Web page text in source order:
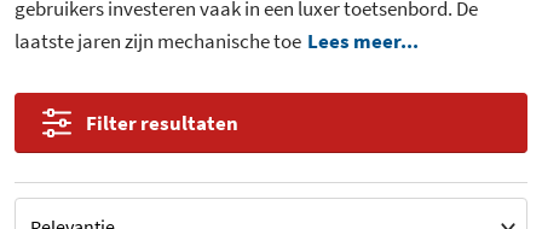
gebruikers investeren vaak in een luxer toetsenbord. De
laatste jaren zijn mechanische toe Lees meer...
Filter resultaten